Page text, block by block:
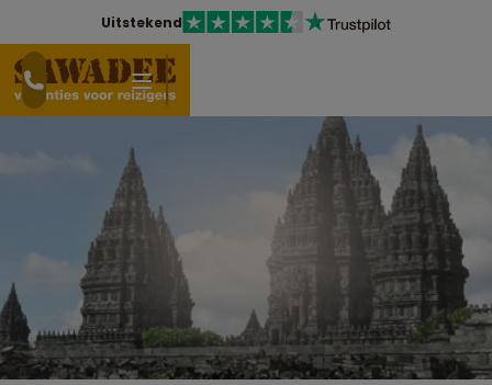
Uitstekend